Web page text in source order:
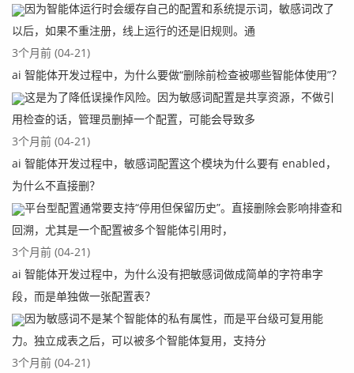
因为智能体运行时会缓存自己的配置和系统提示词，敏感词改了
以后，如果不重注册，线上运行的还是旧规则。通
3个月前 (04-21)
ai 智能体开发过程中，为什么要做“删除前检查被哪些智能体使用”？
这是为了降低误操作风险。因为敏感词配置是共享资源，不做引
用检查的话，管理员删掉一个配置，可能会导致多
3个月前 (04-21)
ai 智能体开发过程中，敏感词配置这个模块为什么要有 enabled，
为什么不直接删？
平台型配置通常要支持“停用但保留历史”。直接删除会影响排查和
回溯，尤其是一个配置被多个智能体引用时，
3个月前 (04-21)
ai 智能体开发过程中，为什么没有把敏感词做成简单的字符串字
段，而是单独做一张配置表？
因为敏感词不是某个智能体的私有属性，而是平台级可复用能
力。独立成表之后，可以被多个智能体复用，支持分
3个月前 (04-21)